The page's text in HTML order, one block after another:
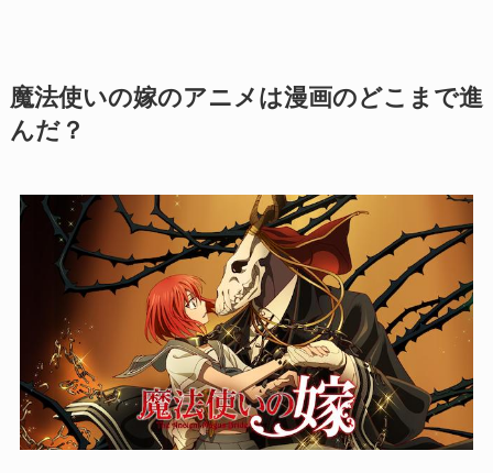
魔法使いの嫁のアニメは漫画のどこまで進
んだ？